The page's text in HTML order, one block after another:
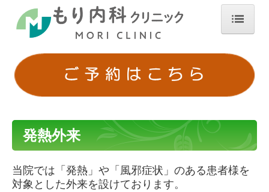
診療のご案内
初診の方へ
生活習慣病
甲状腺疾患
発熱外来
当院では「発熱」や「風邪症状」のある患者様を
対象とした外来を設けております。